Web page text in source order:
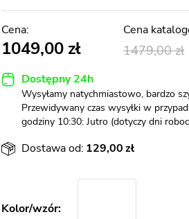
1049,00 1479,00
Dostępny 24h
Wysyłamy natychmiastowo, bardzo
Przewidywany czas wysyłki w
godziny 10:30: Jutro (dotyczy dni
Dostawa od: 129,00